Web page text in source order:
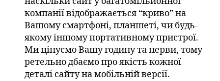
компанії відображається “криво” на
Вашому смартфоні, планшеті, чи будь-
якому іншому портативному пристрої.
Ми цінуємо Вашу годину та нерви, тому
ретельно дбаємо про якість кожної
деталі сайту на мобільній версії.